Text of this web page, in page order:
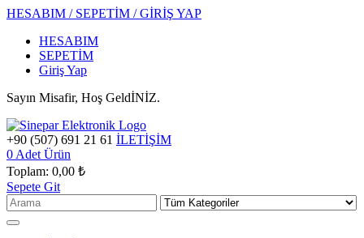
HESABIM / SEPETİM / GİRİŞ YAP
HESABIM
SEPETİM
Giriş Yap
Sayın Misafir, Hoş GeldİNİZ.
+90 (507) 691 21 61 İLETİŞİM
0 Adet Ürün
Toplam: 0,00 ₺
Sepete Git